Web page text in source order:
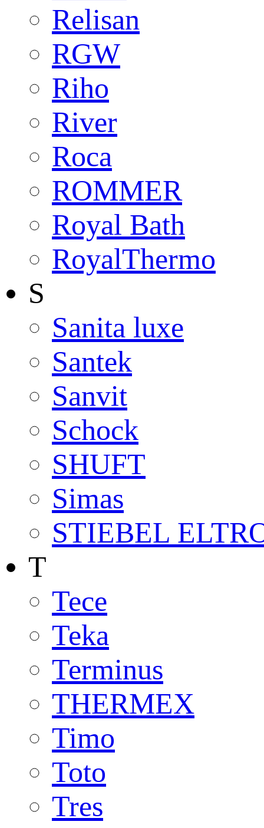
Relisan
RGW
Riho
River
Roca
ROMMER
Royal Bath
RoyalThermo
S
Sanita luxe
Santek
Sanvit
Schock
SHUFT
Simas
STIEBEL
T
Tece
Teka
Terminus
THERMEX
Timo
Toto
Tres